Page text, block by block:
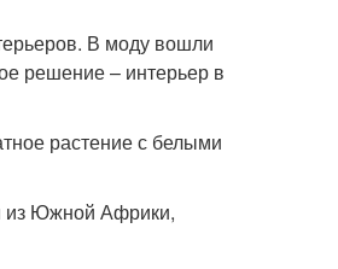
В моду вошли
решение – интерьер в
растение с белыми
из Южной Африки,